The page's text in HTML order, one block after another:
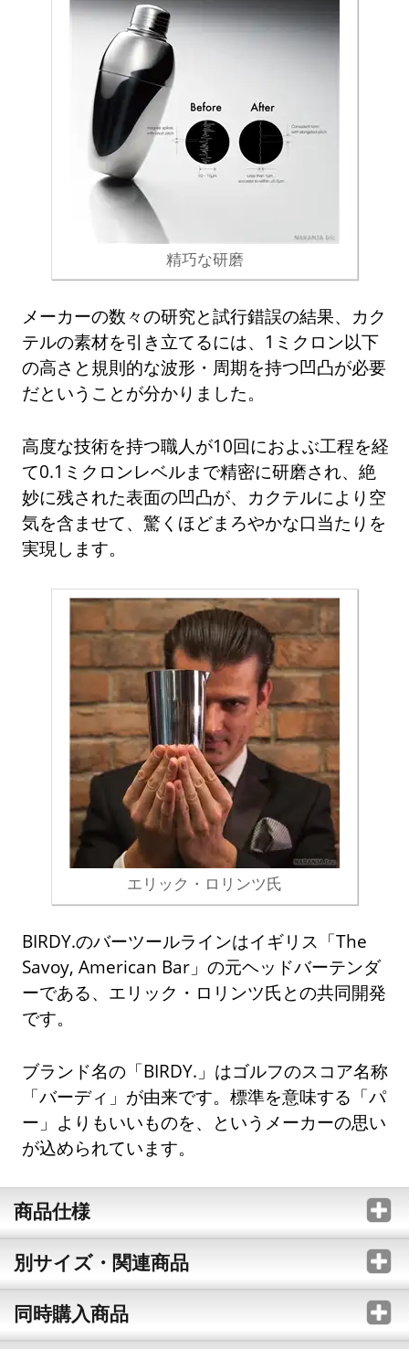
精巧な研磨
メーカーの数々の研究と試行錯誤の結果、カク
テルの素材を引き立てるには、1ミクロン以下
の高さと規則的な波形・周期を持つ凹凸が必要
だということが分かりました。
高度な技術を持つ職人が10回におよぶ工程を経
て0.1ミクロンレベルまで精密に研磨され、絶
妙に残された表面の凹凸が、カクテルにより空
気を含ませて、驚くほどまろやかな口当たりを
実現します。
エリック・ロリンツ氏
BIRDY.のバーツールラインはイギリス「The
Savoy, American Bar」の元ヘッドバーテンダ
ーである、エリック・ロリンツ氏との共同開発
です。
ブランド名の「BIRDY.」はゴルフのスコア名称
「バーディ」が由来です。標準を意味する「パ
ー」よりもいいものを、というメーカーの思い
が込められています。
商品仕様
別サイズ・関連商品
同時購入商品